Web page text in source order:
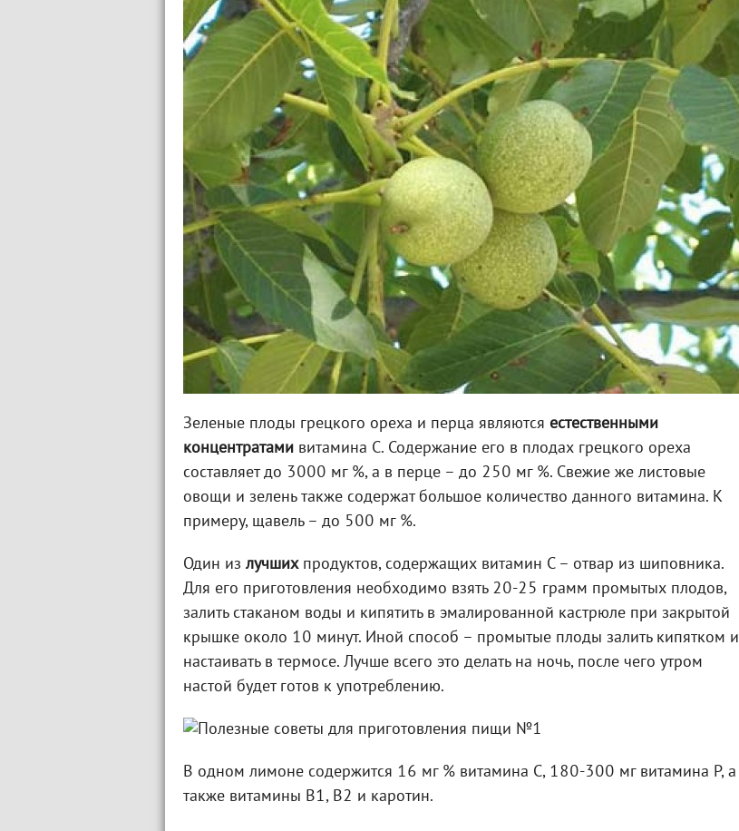
Зеленые плоды грецкого ореха и перца являются естественными
концентратами витамина С. Содержание его в плодах грецкого ореха
составляет до 3000 мг %, а в перце – до 250 мг %. Свежие же листовые
овощи и зелень также содержат большое количество данного витамина. К
примеру, щавель – до 500 мг %.
Один из лучшихпродуктов, содержащих витамин С – отвар из шиповника.
Для его приготовления необходимо взять 20-25 грамм промытых плодов,
залить стаканом воды и кипятить в эмалированной кастрюле при закрытой
крышке около 10 минут. Иной способ – промытые плоды залить кипятком и
настаивать в термосе. Лучше всего это делать на ночь, после чего утром
настой будет готов к употреблению.
В одном лимоне содержится 16 мг % витамина С, 180-300 мг витамина Р, а
также витамины В1, В2 и каротин.